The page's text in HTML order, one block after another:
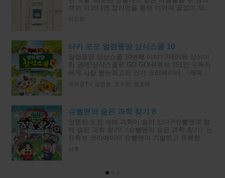
책이 아코디언 접이면을 통해 이어져 끝없이 되풀
이진희
타키 포오 얼렁뚱땅 상식스쿨 10
얼렁뚱땅 상싱스쿨 10번째 이야기!재미와 상식이
한 권에!상식스쿨로 GO GO!유튜브 251만 구독자
에게 사랑 받는최고의 인기 크리에이터 〈캐릭온
TV〉의초등 상식 학습 스토리북 10번째 이야기!허
캐릭온TV, 김언정, 조수현, 정효해
슈뻘맨의 숨은 과학 찾기 8
엉뚱한 도전 속에 과학이 숨어 있다?!슈뻘맨과 함
께 숨은 과학 찾기!《슈뻘맨의 숨은 과학 찾기》는
유튜브 크리에이터 슈뻘맨의 기발하고 유쾌한 도
전을 함께하며, 그 속에 숨은 과학 원리와 상식을
서후